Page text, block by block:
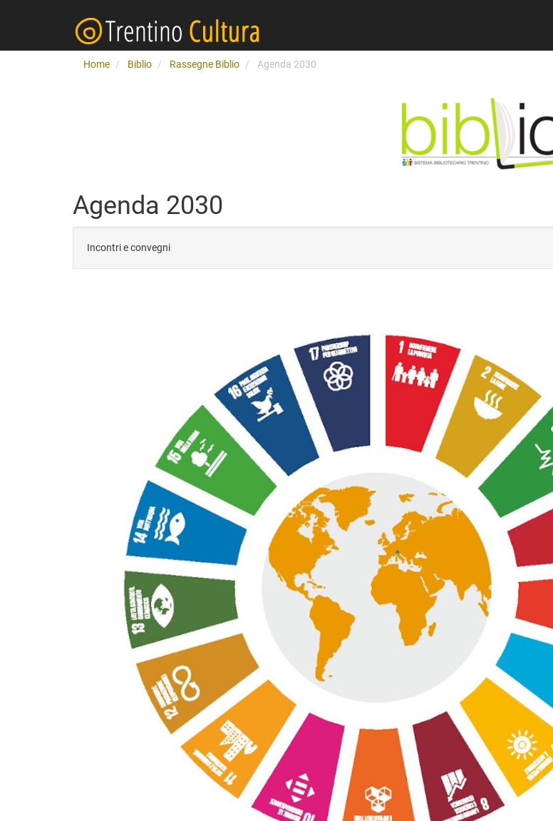
Home Biblio Rassegne Biblio Agenda 2030
Agenda 2030
Incontri e convegni